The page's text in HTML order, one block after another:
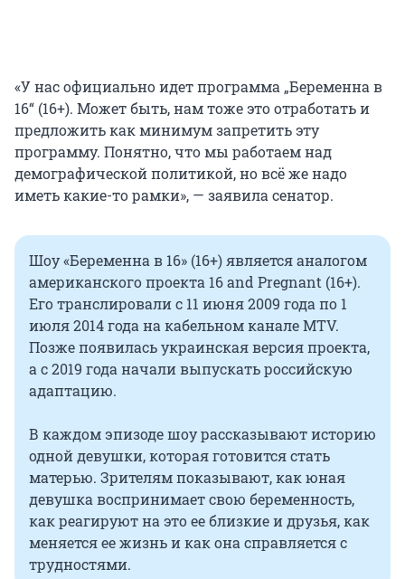
«У нас официально идет программа „Беременна в
16“ (16+). Может быть, нам тоже это отработать и
предложить как минимум запретить эту
программу. Понятно, что мы работаем над
демографической политикой, но всё же надо
иметь какие-то рамки», — заявила сенатор.
Шоу «Беременна в 16» (16+) является аналогом
американского проекта 16 and Pregnant (16+).
Его транслировали с 11 июня 2009 года по 1
июля 2014 года на кабельном канале MTV.
Позже появилась украинская версия проекта,
а с 2019 года начали выпускать российскую
адаптацию.
В каждом эпизоде шоу рассказывают историю
одной девушки, которая готовится стать
матерью. Зрителям показывают, как юная
девушка воспринимает свою беременность,
как реагируют на это ее близкие и друзья, как
меняется ее жизнь и как она справляется с
трудностями.